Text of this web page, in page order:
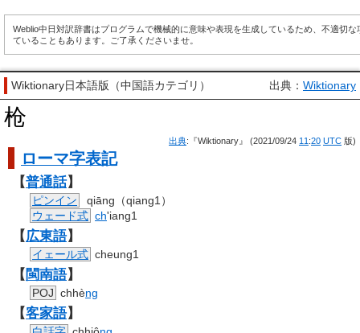
Weblio中日対訳辞書はプログラムで機械的に意味や表現を生成しているため、不適切な
ていることもあります。ご了承くださいませ。
Wiktionary日本語版（中国語カテゴリ） 出典： Wiktionary
枪
出典:『Wiktionary』 (2021/09/24 11 :20 UTC 版)
ローマ字表記
【普通話】
ピンイン
qiāng（qiang1）
ウェード式 ch'iang1
【広東語】
イェール式 cheung1
【 閩南語】
POJ chhèng
【客家語】